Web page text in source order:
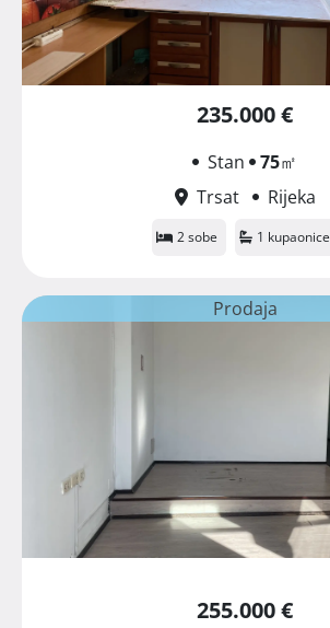
235.000 €
Stan 75㎡
Trsat
Rijeka
2 sobe 1 kupaonice
Prodaja
255.000 €